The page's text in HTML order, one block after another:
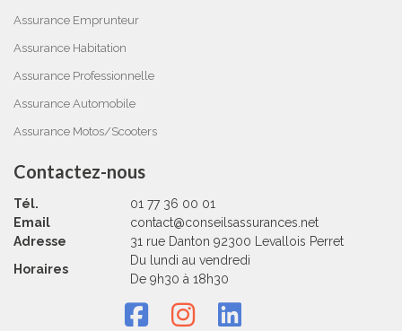
Assurance Emprunteur
Assurance Habitation
Assurance Professionnelle
Assurance Automobile
Assurance Motos/Scooters
Contactez-nous
Tél.
Email
Adresse
Horaires
01 77 36 00 01
contact@conseilsassurances.net
31 rue Danton 92300 Levallois Perret
Du lundi au vendredi
​​​​​​​De 9h30 à 18h30